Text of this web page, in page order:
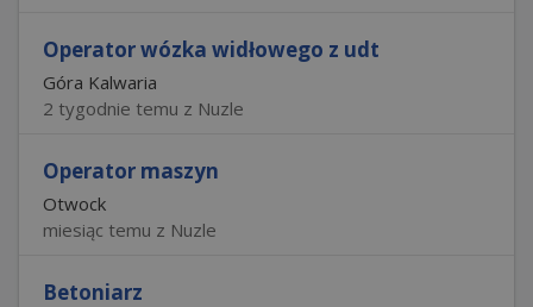
Operator wózka widłowego z udt
Góra Kalwaria
2 tygodnie temu z Nuzle
Operator maszyn
Otwock
miesiąc temu z Nuzle
Betoniarz